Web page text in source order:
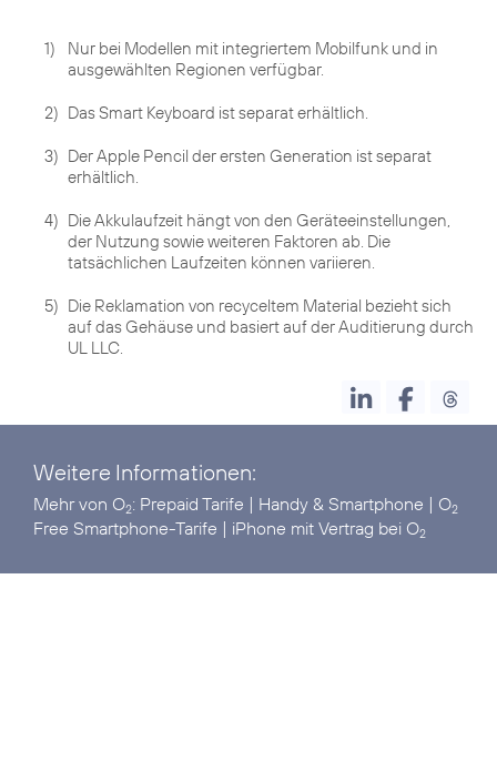
1)
Nur bei Modellen mit integriertem Mobilfunk und in
ausgewählten Regionen verfügbar.
2) Das Smart Keyboard ist separat erhältlich.
3) Der Apple Pencil der ersten Generation ist separat
erhältlich.
4) Die Akkulaufzeit hängt von den Geräteeinstellungen,
der Nutzung sowie weiteren Faktoren ab. Die
tatsächlichen Laufzeiten können variieren.
5) Die Reklamation von recyceltem Material bezieht sich
auf das Gehäuse und basiert auf der Auditierung durch
UL LLC.
Weitere Informationen:
Mehr von O2: Prepaid Tarife | Handy & Smartphone | O2
Free Smartphone-Tarife | iPhone mit Vertrag bei O2